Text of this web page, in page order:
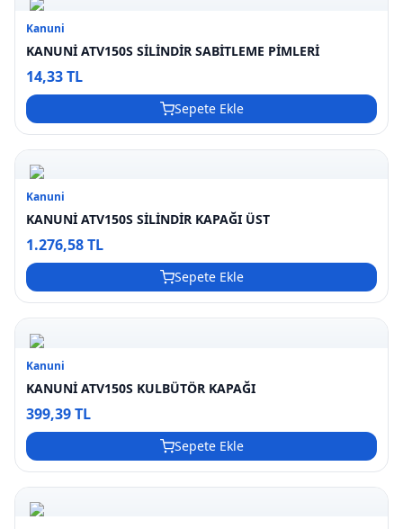
Kanuni
KANUNİ ATV150S SİLİNDİR SABİTLEME PİMLERİ
14,33 TL
Sepete Ekle
Kanuni
KANUNİ ATV150S SİLİNDİR KAPAĞI ÜST
1.276,58 TL
Sepete Ekle
Kanuni
KANUNİ ATV150S KULBÜTÖR KAPAĞI
399,39 TL
Sepete Ekle